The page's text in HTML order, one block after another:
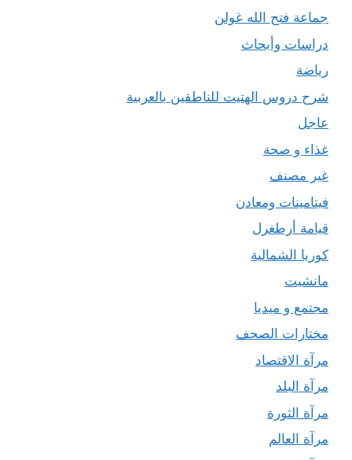
جماعة فتح الله غولن
دراسات وأبحاث
رياضة
شرح دروس الهتيت للناطقين بالعربية
عاجل
غذاء و صحة
غير مصنف
فيتامينات ومعادن
قيامة أرطغرل
كوريا الشمالية
مانشيت
مجتمع و ميديا
مختارات الصحف
مرآة الاقتصاد
مرآة البلد
مرآة الثورة
مرآة العالم